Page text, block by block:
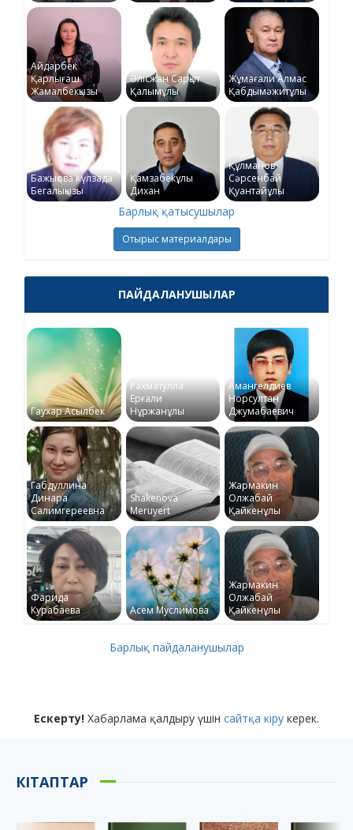
Айдарбек
Қарлығаш
Жамалбекқызы
Әлісжан Сарқыт
Қалымұлы
Жұмағали Алмас
Қабдымәжитұлы
Бажықова Күлзада
Бегалықызы
Қамзабекұлы
Дихан
Құлманов
Сәрсенбай
Қуантайұлы
Барлық қатысушылар
Отырыс материалдары
ПАЙДАЛАНУШЫЛАР
Гаухар Асылбек
Рахматулла
Ерғали
Нұржанұлы
Амангелдиев
Норсултан
Джумабаевич
Габдуллина
Динара
Салимгереевна
Shakenova
Meruyert
Жармакин
Олжабай
Қайкенұлы
Фарида
Курабаева
Асем Муслимова
Жармакин
Олжабай
Қайкенұлы
Барлық пайдаланушылар
Ескерту! Хабарлама қалдыру үшін сайтқа кіру керек.
КІТАПТАР